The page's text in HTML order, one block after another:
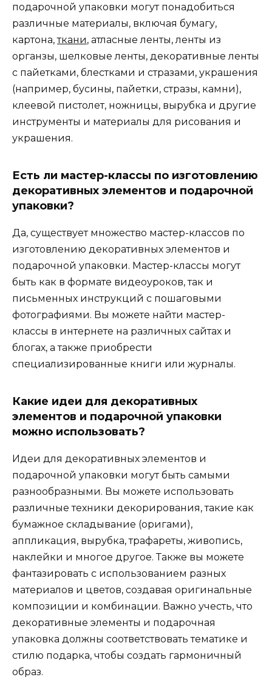
подарочной упаковки могут понадобиться
различные материалы, включая бумагу,
картона,ткани, атласные ленты, ленты из
органзы, шелковые ленты, декоративные ленты
с пайетками, блестками и стразами, украшения
(например, бусины, пайетки, стразы, камни),
клеевой пистолет, ножницы, вырубка и другие
инструменты и материалы для рисования и
украшения.
Есть ли мастер-классы по изготовлению
декоративных элементов и подарочной
упаковки?
Да, существует множество мастер-классов по
изготовлению декоративных элементов и
подарочной упаковки. Мастер-классы могут
быть как в формате видеоуроков, так и
письменных инструкций с пошаговыми
фотографиями. Вы можете найти мастер-
классы в интернете на различных сайтах и
блогах, а также приобрести
специализированные книги или журналы.
Какие идеи для декоративных
элементов и подарочной упаковки
можно использовать?
Идеи для декоративных элементов и
подарочной упаковки могут быть самыми
разнообразными. Вы можете использовать
различные техники декорирования, такие как
бумажное складывание (оригами),
аппликация, вырубка, трафареты, живопись,
наклейки и многое другое. Также вы можете
фантазировать с использованием разных
материалов и цветов, создавая оригинальные
композиции и комбинации. Важно учесть, что
декоративные элементы и подарочная
упаковка должны соответствовать тематике и
стилю подарка, чтобы создать гармоничный
образ.